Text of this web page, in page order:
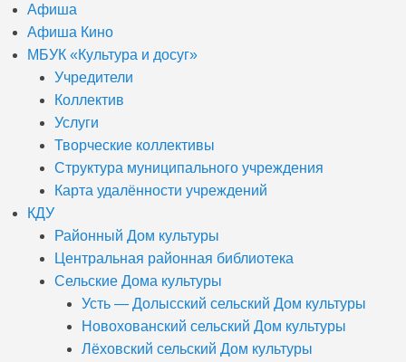
Афиша
Афиша Кино
МБУК «Культура и досуг»
Учредители
Коллектив
Услуги
Творческие коллективы
Структура муниципального учреждения
Карта удалённости учреждений
КДУ
Районный Дом культуры
Центральная районная библиотека
Сельские Дома культуры
Усть — Долысский сельский Дом культуры
Новохованский сельский Дом культуры
Лёховский сельский Дом культуры